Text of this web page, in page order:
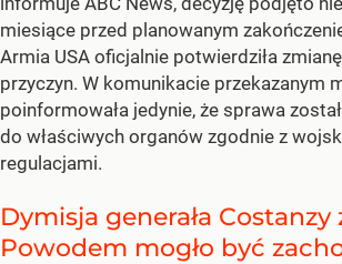
miesiące przed planowanym
Armia USA oficjalnie potwierdziła
przyczyn. W komunikacie przekazanym
poinformowała jedynie, że sprawa
do właściwych organów zgodnie z
regulacjami.
Dymisja generała Costanzy
Powodem mogło być